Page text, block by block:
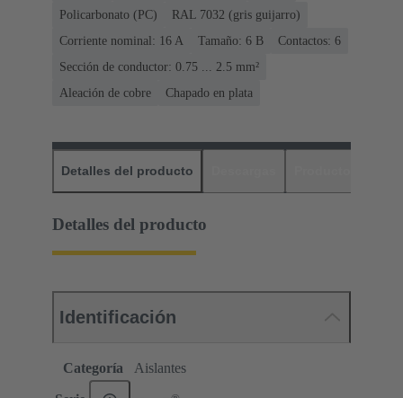
Policarbonato (PC)
RAL 7032 (gris guijarro)
Corriente nominal: ‌16 A
Tamaño: 6 B
Contactos: 6
Sección de conductor: 0.75 ... 2.5 mm²
Aleación de cobre
Chapado en plata
Detalles del producto
Detalles del producto
Identificación
Categoría Aislantes